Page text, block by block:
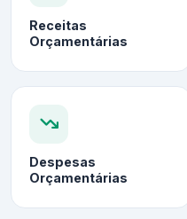
Receitas
Orçamentárias
Despesas
Orçamentárias